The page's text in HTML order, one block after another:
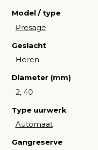
Model / type
Presage
Geslacht
Heren
Diameter (mm)
2, 40
Type uurwerk
Automaat
Gangreserve